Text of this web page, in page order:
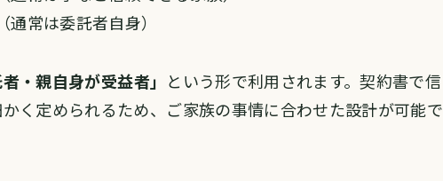
通常は委託者自身）
・親自身が受益者」 という形で利用されます。契約書で信
く定められるため、ご家族の事情に合わせた設計が可能で